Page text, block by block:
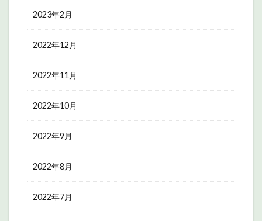
2023年2月
2022年12月
2022年11月
2022年10月
2022年9月
2022年8月
2022年7月